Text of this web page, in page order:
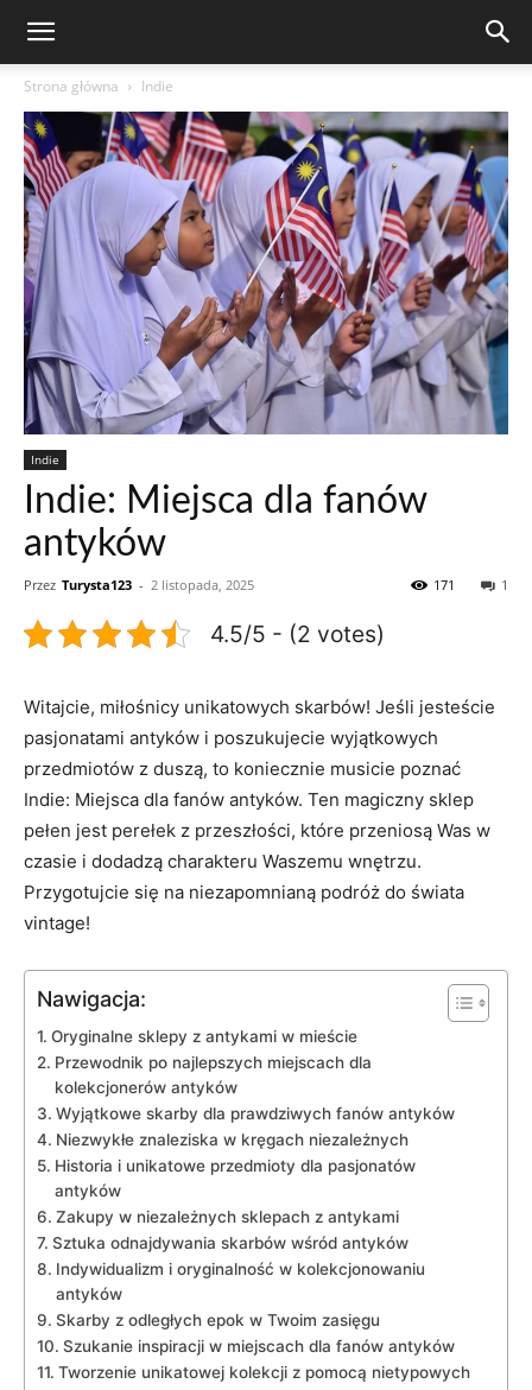
Strona główna Indie
Indie
Indie: Miejsca dla fanów
antyków
Przez Turysta123 - 2 listopada, 2025 1
171
4.5/5 - (2 votes)
Witajcie, miłośnicy unikatowych skarbów!⁢ Jeśli jesteście
pasjonatami antyków i poszukujecie wyjątkowych
przedmiotów z duszą, to koniecznie musicie poznać
Indie: Miejsca dla fanów antyków. Ten​ magiczny sklep
pełen jest perełek ⁤z przeszłości, ‍które przeniosą ‍Was ⁣w
czasie i dodadzą charakteru Waszemu wnętrzu.⁤
Przygotujcie‌ się na niezapomnianą podróż do świata
vintage!
Nawigacja:
Oryginalne sklepy z antykami w mieście
Przewodnik po najlepszych miejscach dla
kolekcjonerów antyków
Wyjątkowe skarby dla prawdziwych fanów antyków
Niezwykłe ‍znaleziska w kręgach ‌niezależnych
Historia i unikatowe przedmioty dla pasjonatów⁣
antyków
Zakupy w ​niezależnych​ sklepach z antykami
Sztuka ⁣odnajdywania skarbów wśród antyków
Indywidualizm i oryginalność ⁤w​ kolekcjonowaniu
antyków
Skarby z‍ odległych epok w Twoim ⁢zasięgu
Szukanie inspiracji‍ w miejscach dla‌ fanów antyków
Tworzenie unikatowej kolekcji z pomocą nietypowych